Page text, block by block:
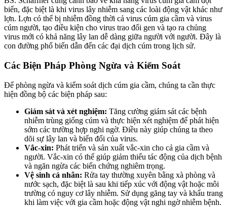
biến, đặc biệt là khi virus lây nhiễm sang các loài động vật khác như
lợn. Lợn có thể bị nhiễm đồng thời cả virus cúm gia cầm và virus
cúm người, tạo điều kiện cho virus trao đổi gen và tạo ra chủng
virus mới có khả năng lây lan dễ dàng giữa người với người. Đây là
con đường phổ biến dẫn đến các đại dịch cúm trong lịch sử.
Các Biện Pháp Phòng Ngừa và Kiểm Soát
Để phòng ngừa và kiểm soát dịch cúm gia cầm, chúng ta cần thực
hiện đồng bộ các biện pháp sau:
Giám sát và xét nghiệm: Tăng cường giám sát các bệnh
nhiễm trùng giống cúm và thực hiện xét nghiệm để phát hiện
sớm các trường hợp nghi ngờ. Điều này giúp chúng ta theo
dõi sự lây lan và biến đổi của virus.
Vắc-xin: Phát triển và sản xuất vắc-xin cho cả gia cầm và
người. Vắc-xin có thể giúp giảm thiểu tác động của dịch bệnh
và ngăn ngừa các biến chứng nghiêm trọng.
Vệ sinh cá nhân: Rửa tay thường xuyên bằng xà phòng và
nước sạch, đặc biệt là sau khi tiếp xúc với động vật hoặc môi
trường có nguy cơ lây nhiễm. Sử dụng găng tay và khẩu trang
khi làm việc với gia cầm hoặc động vật nghi ngờ nhiễm bệnh.